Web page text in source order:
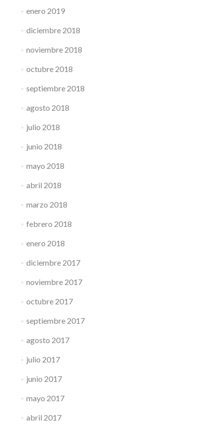
enero 2019
diciembre 2018
noviembre 2018
octubre 2018
septiembre 2018
agosto 2018
julio 2018
junio 2018
mayo 2018
abril 2018
marzo 2018
febrero 2018
enero 2018
diciembre 2017
noviembre 2017
octubre 2017
septiembre 2017
agosto 2017
julio 2017
junio 2017
mayo 2017
abril 2017